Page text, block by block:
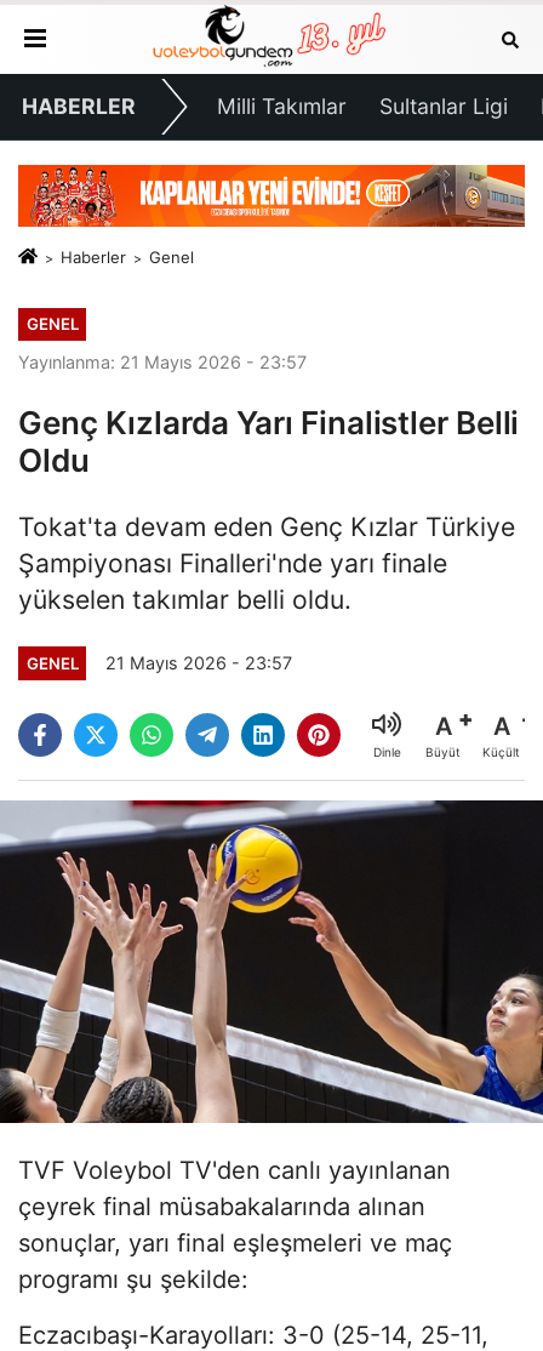
HABERLER Milli Takımlar Sultanlar Ligi
Haberler Genel
GENEL
Yayınlanma: 21 Mayıs 2026 - 23:57
Genç Kızlarda Yarı Finalistler Belli
Oldu
Tokat'ta devam eden Genç Kızlar Türkiye
Şampiyonası Finalleri'nde yarı finale
yükselen takımlar belli oldu.
GENEL 21 Mayıs 2026 - 23:57
Dinle
A
Büyüt
A
Küçült
TVF Voleybol TV'den canlı yayınlanan
çeyrek final müsabakalarında alınan
sonuçlar, yarı final eşleşmeleri ve maç
programı şu şekilde:
Eczacıbaşı-Karayolları: 3-0 (25-14, 25-11,